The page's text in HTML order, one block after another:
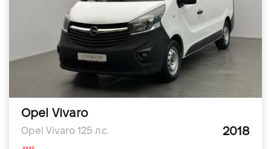
Opel Vivaro
Opel Vivaro 125 л.с. 2018